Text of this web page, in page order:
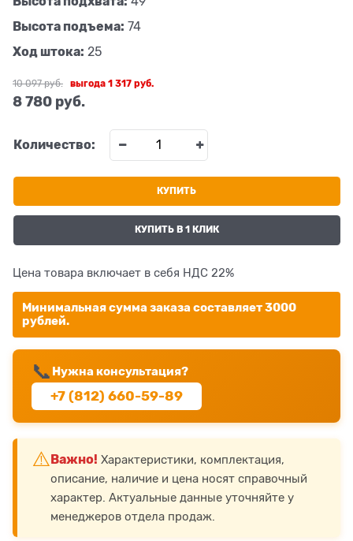
Высота подъема: 74
Ход штока: 25
10 097 руб.
8 780 руб.
выгода1 317 руб.
Количество:
КУПИТЬ
КУПИТЬ В 1 КЛИК
Цена товара включает в себя НДС 22%
Минимальная сумма заказа составляет 3000
рублей.
📞 Нужна консультация?
+7 (812) 660-59-89
⚠️Важно! Характеристики, комплектация,
описание, наличие и цена носят справочный
характер. Актуальные данные уточняйте у
менеджеров отдела продаж.